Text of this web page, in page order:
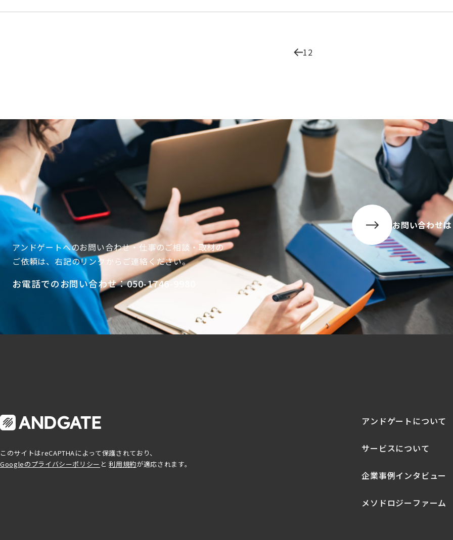
12
アンドゲートへのお問い合わせ・仕事のご相談・取材の
ご依頼は、 右記のリンクからご連絡ください。
お電話でのお問い合わせ：050-1746-9980
お問い合わせ
アンドゲートについて
サービスについて
企業事例インタビュー
メソドロジーファーム
このサイトはreCAPTHAによって保護されており、
Googleのプライバシーポリシー と利用規約が適応されます。